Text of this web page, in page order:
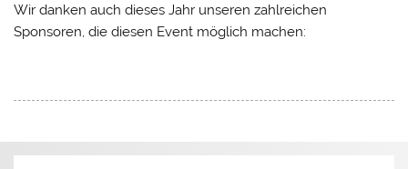
Wir danken auch dieses Jahr unseren zahlreichen
Sponsoren, die diesen Event möglich machen: